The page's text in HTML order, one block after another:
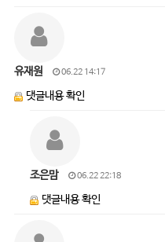
유재원 06.22 14:17
댓글내용 확인
조은맘 06.22 22:18
댓글내용 확인